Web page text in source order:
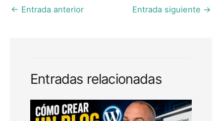
← Entrada anterior Entrada siguiente →
Entradas relacionadas